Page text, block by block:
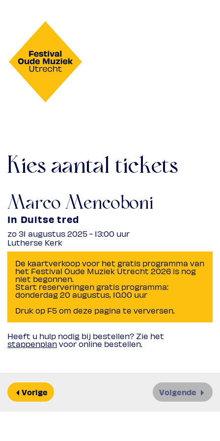
Kies aantal tickets
Marco Mencoboni
In Duitse tred
zo 31 augustus 2025 - 13:00 uur
Lutherse Kerk
De kaartverkoop voor het gratis programma van
het Festival Oude Muziek Utrecht 2026 is nog
niet begonnen.
Start reserveringen gratis programma:
donderdag 20 augustus, 10.00 uur
Druk op F5 om deze pagina te verversen.
Heeft u hulp nodig bij bestellen? Zie het
stappenplan voor online bestellen.
Vorige Volgende